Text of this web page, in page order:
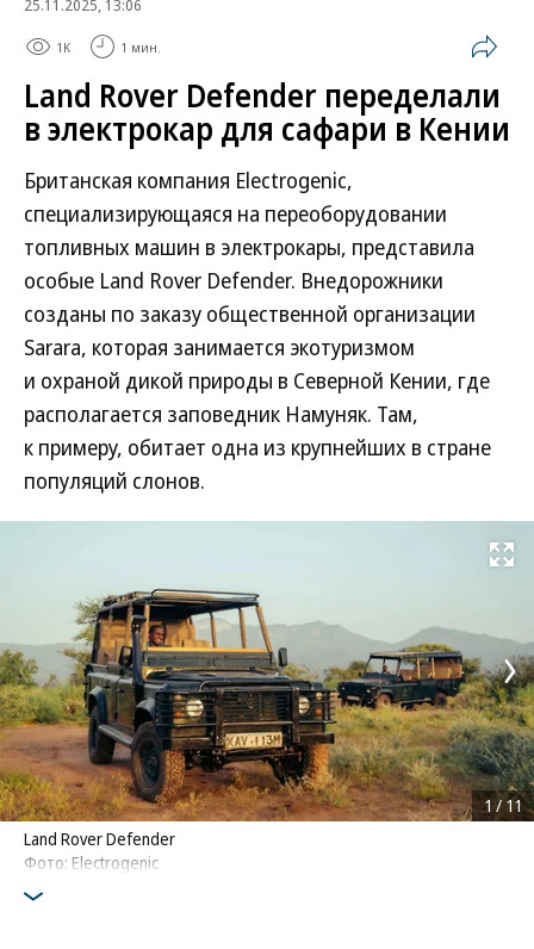
25.11.2025, 13:06
1K 1 мин.
Land Rover Defender переделали
в электрокар для сафари в Кении
Британская компания Electrogenic,
специализирующаяся на переоборудовании
топливных машин в электрокары, представила
особые Land Rover Defender. Внедорожники
созданы по заказу общественной организации
Sarara, которая занимается экотуризмом
и охраной дикой природы в Северной Кении, где
располагается заповедник Намуняк. Там,
к примеру, обитает одна из крупнейших в стране
популяций слонов.
Развернуть
Land Rover Defender
Фото: Electrogenic
1 /11